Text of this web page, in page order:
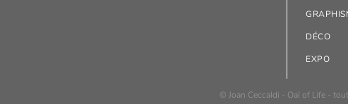
DÉCO
EXPO
© Joan Ceccaldi - Oaï of Life -